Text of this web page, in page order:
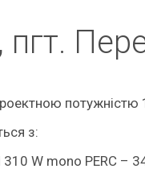
потужністю
з:
310 W mono PERC –